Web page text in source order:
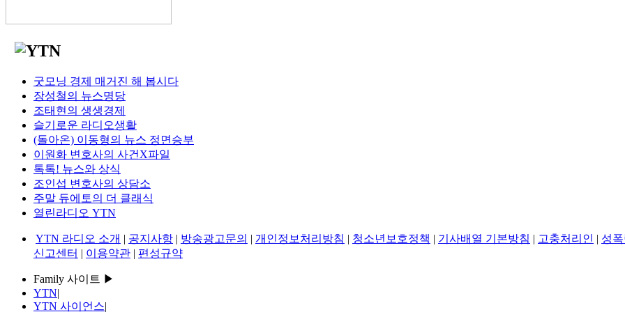
굿모닝 경제 매거진 해 봅시다
장성철의 뉴스명당
조태현의 생생경제
슬기로운 라디오생활
(돌아온) 이동형의 뉴스 정면승부
이원화 변호사의 사건X파일
톡톡! 뉴스와 상식
조인섭 변호사의 상담소
주말 듀에토의 더 클래식
열린라디오 YTN
YTN 라디오 소개 | 공지사항 | 방송광고문의 | 개인정보처리방침 | 청소년보호정책 | 기사배열 기본방침 | 고충처리인 | 성
신고센터 | 이용약관 | 편성규약
Family 사이트 ▶
YTN|
YTN 사이언스|